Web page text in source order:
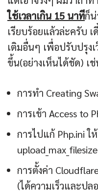
ใช้เวลาเกิน 15 นาทีก็น่
เรียบร้อยแล้วล่ะครับ
เติมอื่นๆ เพื่อปรับปรุง
ขึ้น(อย่างเห็นได้ชัด) เ
การทำ Creating
การเข้า Access to
การไปแก้ Php.ini ใ
upload_max_filesize
การตั้งค่า
(ได้ความเร็วและป